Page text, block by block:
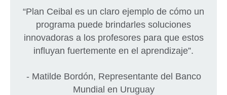
“Plan Ceibal es un claro ejemplo de cómo un
programa puede brindarles soluciones
innovadoras a los profesores para que estos
influyan fuertemente en el aprendizaje”.
- Matilde Bordón, Representante del Banco
Mundial en Uruguay